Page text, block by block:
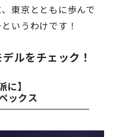
東京とともに歩んで
いうわけです！
ルをチェック！
に】
ックス